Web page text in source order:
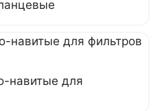
навитые для